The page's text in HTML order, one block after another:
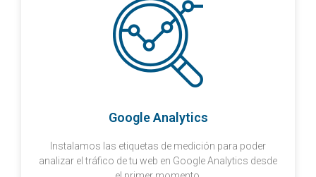
Google Analytics
Instalamos las etiquetas de medición para poder
analizar el tráfico de tu web en Google Analytics desde